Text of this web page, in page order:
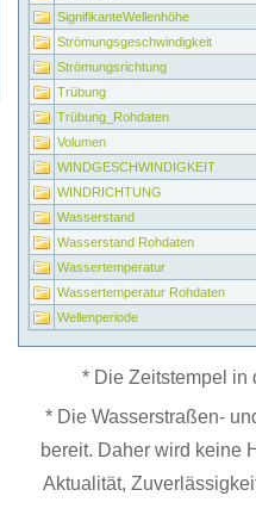
SignifikanteWellenhöhe
Strömungsgeschwindigkeit
Strömungsrichtung
Trübung
Trübung_Rohdaten
Volumen
WINDGESCHWINDIGKEIT
WINDRICHTUNG
Wasserstand
Wasserstand Rohdaten
Wassertemperatur
Wassertemperatur Rohdaten
Wellenperiode
* Die Zeitstempel in
* Die Wasserstraßen-
bereit. Daher wird keine
Aktualität,